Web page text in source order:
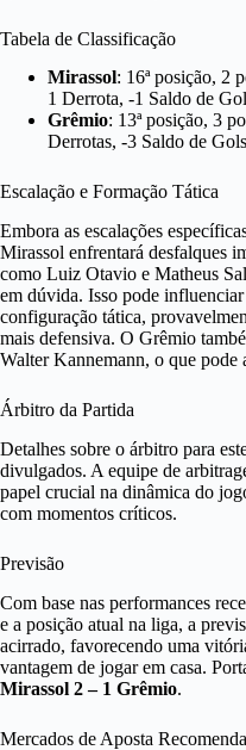
Tabela de Classificação
Mirassol: 16ª posição, 2
1 Derrota, -1 Saldo de
Grêmio: 13ª posição, 3
Derrotas, -3 Saldo de
Escalação e Formação Tática
Embora as escalações
Mirassol enfrentará desfalques
como Luiz Otavio e Matheus
em dúvida. Isso pode
configuração tática,
mais defensiva. O Grêmio
Walter Kannemann, o que pode
Árbitro da Partida
Detalhes sobre o árbitro para
divulgados. A equipe de
papel crucial na dinâmica do
com momentos críticos.
Previsão
Com base nas performances
e a posição atual na liga, a
acirrado, favorecendo uma
vantagem de jogar em casa.
Mirassol 2 – 1 Grêmio.
Mercados de Aposta